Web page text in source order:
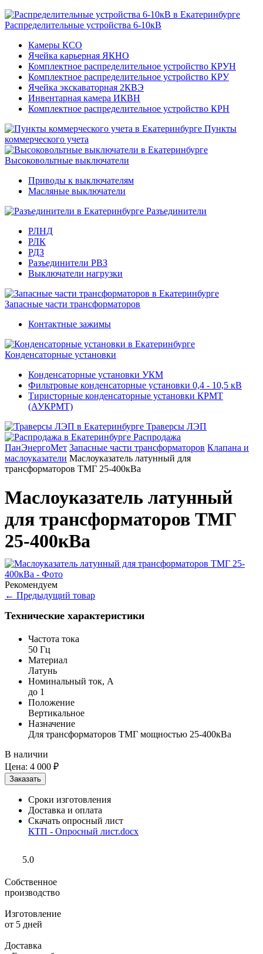
Распределительные устройства 6-10кВ
Камеры КСО
Ячейка карьерная ЯКНО
Комплектное распределительное устройство КРУН
Комплектное распределительное устройство КРУ
Ячейка экскаваторная 2КВЭ
Инвентарная камера ИКВН
Комплектное распределительное устройство КРН
Пункты
коммерческого учета
Высоковольтные выключатели
Приводы к выключателям
Масляные выключатели
Разъединители
РЛНД
РЛК
РДЗ
Разъединители РВЗ
Выключатели нагрузки
Запасные части трансформаторов
Контактные зажимы
Конденсаторные установки
Конденсаторные установки УКМ
Фильтровые конденсаторные установки 0,4 - 10,5 кВ
Тиристорные конденсаторные установки КРМТ
(АУКРМТ)
Траверсы ЛЭП
Распродажа
ПанЭнергоМет Запасные части трансформаторов Клапана и
маслоуказатели Маслоуказатель латунный для
трансформаторов ТМГ 25-400кВа
Маслоуказатель латунный
для трансформаторов ТМГ
25-400кВа
Рекомендуем
← Предыдущий товар
Технические характеристики
Частота тока
50 Гц
Материал
Латунь
Номинальный ток, А
до 1
Положение
Вертикальное
Назначение
Для трансформаторов ТМГ мощностью 25-400кВа
В наличии
Цена: 4 000 ₽
Сроки изготовления
Доставка и оплата
Скачать опросный лист
КТП - Опросный лист.docx
5.0
Собственное
производство
Изготовление
от 5 дней
Доставка